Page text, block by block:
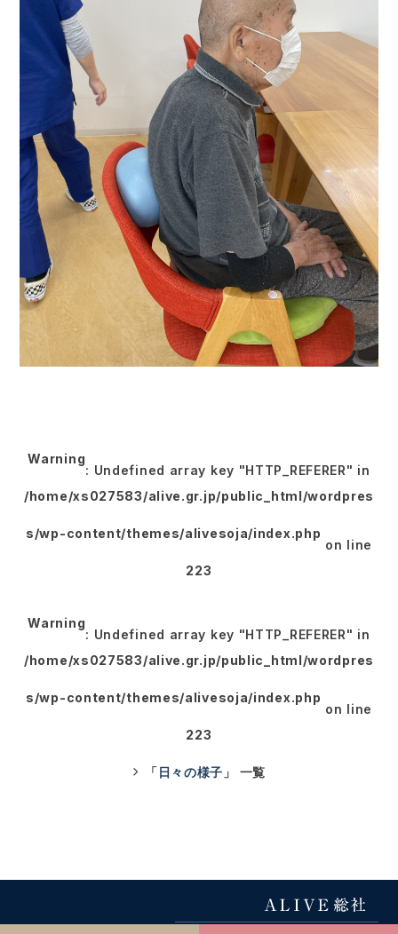
Warning
: Undefined array key "HTTP_REFERER" in
/home/xs027583/alive.gr.jp/public_html/wordpres
s/wp-content/themes/alivesoja/index.php
on line
223
Warning
: Undefined array key "HTTP_REFERER" in
/home/xs027583/alive.gr.jp/public_html/wordpres
s/wp-content/themes/alivesoja/index.php
on line
223
「日々の様子 」 一覧